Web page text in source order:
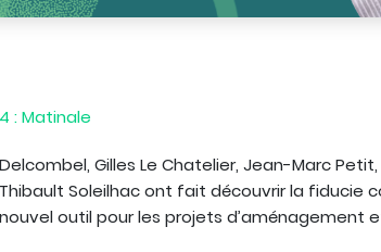
: Matinale
Gilles Le Chatelier, Jean-Marc
Soleilhac ont fait découvrir la fiducie
outil pour les projets d’aménagement